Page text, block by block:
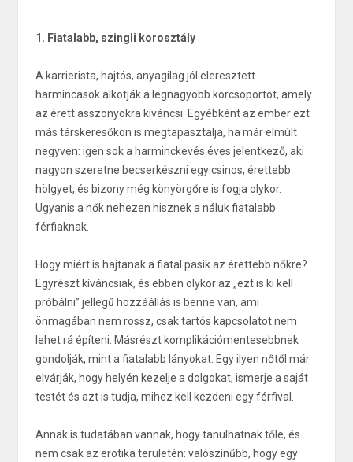
1. Fiatalabb, szingli korosztály
A karrierista, hajtós, anyagilag jól eleresztett
harmincasok alkotják a legnagyobb korcsoportot, amely
az érett asszonyokra kíváncsi. Egyébként az ember ezt
más társkeresőkön is megtapasztalja, ha már elmúlt
negyven: igen sok a harminckevés éves jelentkező, aki
nagyon szeretne becserkészni egy csinos, érettebb
hölgyet, és bizony még könyörgőre is fogja olykor.
Ugyanis a nők nehezen hisznek a náluk fiatalabb
férfiaknak.
Hogy miért is hajtanak a fiatal pasik az érettebb nőkre?
Egyrészt kíváncsiak, és ebben olykor az „ezt is ki kell
próbálni” jellegű hozzáállás is benne van, ami
önmagában nem rossz, csak tartós kapcsolatot nem
lehet rá építeni. Másrészt komplikációmentesebbnek
gondolják, mint a fiatalabb lányokat. Egy ilyen nőtől már
elvárják, hogy helyén kezelje a dolgokat, ismerje a saját
testét és azt is tudja, mihez kell kezdeni egy férfival.
Annak is tudatában vannak, hogy tanulhatnak tőle, és
nem csak az erotika területén: valószínűbb, hogy egy